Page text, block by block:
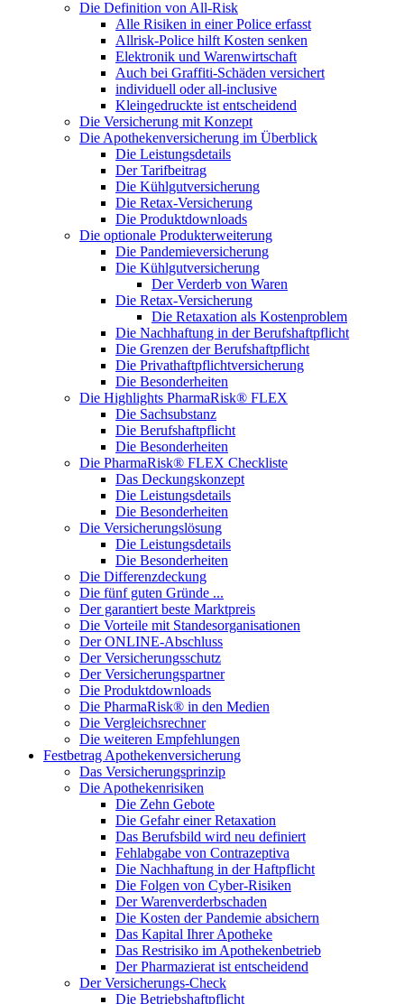
Die Definition von All-Risk
Alle Risiken in einer Police erfasst
Allrisk-Police hilft Kosten senken
Elektronik und Warenwirtschaft
Auch bei Graffiti-Schäden versichert
individuell oder all-inclusive
Kleingedruckte ist entscheidend
Die Versicherung mit Konzept
Die Apothekenversicherung im Überblick
Die Leistungsdetails
Der Tarifbeitrag
Die Kühlgutversicherung
Die Retax-Versicherung
Die Produktdownloads
Die optionale Produkterweiterung
Die Pandemieversicherung
Die Kühlgutversicherung
Der Verderb von Waren
Die Retax-Versicherung
Die Retaxation als Kostenproblem
Die Nachhaftung in der Berufshaftpflicht
Die Grenzen der Berufshaftpflicht
Die Privathaftpflichtversicherung
Die Besonderheiten
Die Highlights PharmaRisk® FLEX
Die Sachsubstanz
Die Berufshaftpflicht
Die Besonderheiten
Die PharmaRisk® FLEX Checkliste
Das Deckungskonzept
Die Leistungsdetails
Die Besonderheiten
Die Versicherungslösung
Die Leistungsdetails
Die Besonderheiten
Die Differenzdeckung
Die fünf guten Gründe ...
Der garantiert beste Marktpreis
Die Vorteile mit Standesorganisationen
Der ONLINE-Abschluss
Der Versicherungsschutz
Der Versicherungspartner
Die Produktdownloads
Die PharmaRisk® in den Medien
Die Vergleichsrechner
Die weiteren Empfehlungen
Festbetrag Apothekenversicherung
Das Versicherungsprinzip
Die Apothekenrisiken
Die Zehn Gebote
Die Gefahr einer Retaxation
Das Berufsbild wird neu definiert
Fehlabgabe von Contrazeptiva
Die Nachhaftung in der Haftpflicht
Die Folgen von Cyber-Risiken
Der Warenverderbschaden
Die Kosten der Pandemie absichern
Das Kapital Ihrer Apotheke
Das Restrisiko im Apothekenbetrieb
Der Pharmazierat ist entscheidend
Der Versicherungs-Check
Die Betriebshaftpflicht